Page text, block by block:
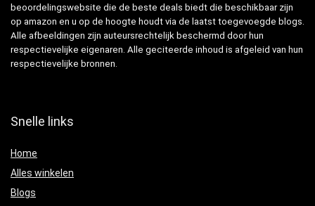
beoordelingswebsite die de beste deals biedt die beschikbaar zijn
op amazon en u op de hoogte houdt via de laatst toegevoegde blogs.
Alle afbeeldingen zijn auteursrechtelijk beschermd door hun
respectievelijke eigenaren. Alle geciteerde inhoud is afgeleid van hun
respectievelijke bronnen.
Snelle links
Home
Alles winkelen
Blogs